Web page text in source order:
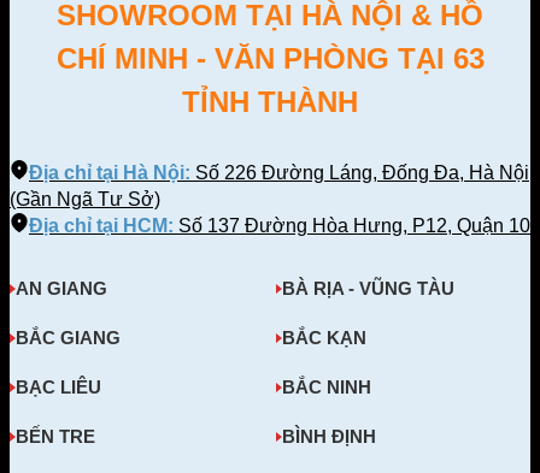
SHOWROOM TẠI HÀ NỘI & HỒ
CHÍ MINH - VĂN PHÒNG TẠI 63
TỈNH THÀNH
Địa chỉ tại Hà Nội: Số 226 Đường Láng, Đống Đa, Hà Nội
(Gần Ngã Tư Sở)
Địa chỉ tại HCM: Số 137 Đường Hòa Hưng, P12, Quận 10
AN GIANG BÀ RỊA - VŨNG TÀU
BẮC GIANG BẮC KẠN
BẠC LIÊU BẮC NINH
BẾN TRE BÌNH ĐỊNH